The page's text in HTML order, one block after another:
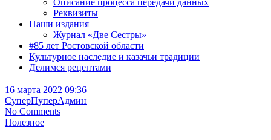
Описание процесса передачи данных
Реквизиты
Наши издания
Журнал «Две Сестры»
#85 лет Ростовской области
Культурное наследие и казачьи традиции
Делимся рецептами
16 марта 2022 09:36
СуперПуперАдмин
No Comments
Полезное